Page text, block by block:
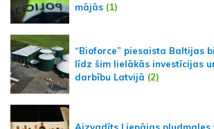
mājās (1)
“Bioforce” piesaista Baltijas
līdz šim lielākās investīcijas
darbību Latvijā (2)